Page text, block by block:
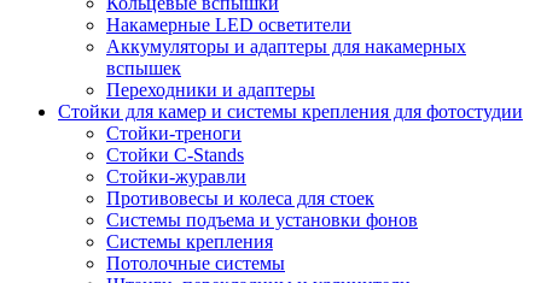
Накамерные LED осветители
Аккумуляторы и адаптеры для накамерных
вспышек
Переходники и адаптеры
Стойки для камер и системы крепления для фотостудии
Стойки-треноги
Стойки C-Stands
Стойки-журавли
Противовесы и колеса для стоек
Системы подъема и установки фонов
Системы крепления
Потолочные системы